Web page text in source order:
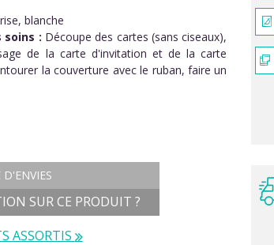
blanche
soins : Découpe des cartes (sans ciseaux),
de la carte d'invitation et de la carte
la couverture avec le ruban, faire un
SUR CE PRODUIT ?
ASSORTIS